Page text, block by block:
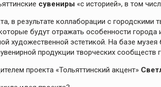
сувениры «с историей», в том
в результате коллаборации с городскими
будут отражать особенности
художественной эстетикой. На базе
продукции творческих сообществ
проекта «Тольяттинский акцент»